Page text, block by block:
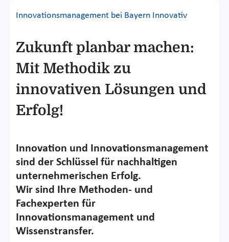
Innovationsmanagement bei Bayern Innovativ
Zukunft planbar machen:
Mit Methodik zu
innovativen Lösungen und
Erfolg!
Innovation und Innovationsmanagement
sind der Schlüssel für nachhaltigen
unternehmerischen Erfolg.
Wir sind Ihre Methoden- und
Fachexperten für
Innovationsmanagement und
Wissenstransfer.